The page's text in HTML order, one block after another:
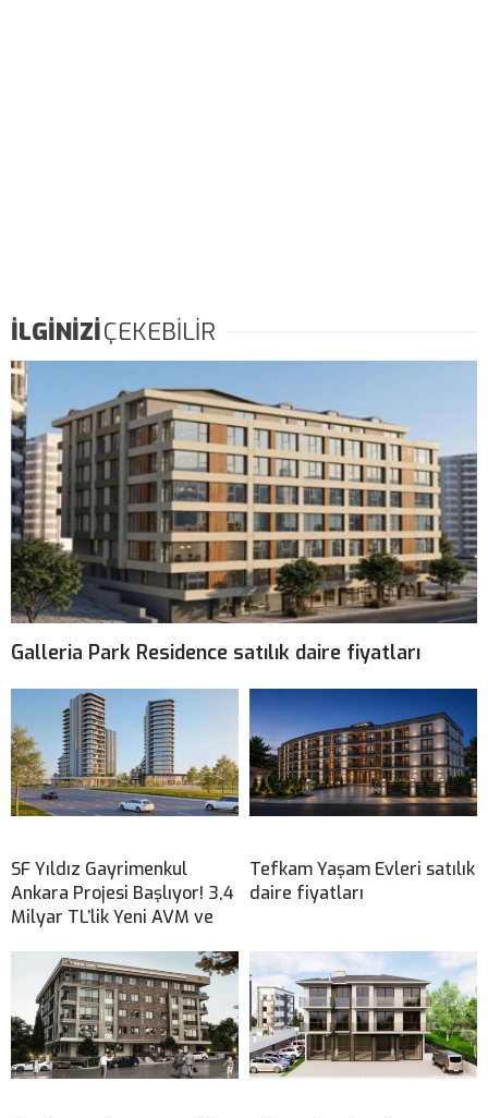
İLGİNİZİÇEKEBİLİR
Galleria Park Residence satılık daire fiyatları
SF Yıldız Gayrimenkul
Ankara Projesi Başlıyor! 3,4
Milyar TL’lik Yeni AVM ve
Tefkam Yaşam Evleri satılık
daire fiyatları